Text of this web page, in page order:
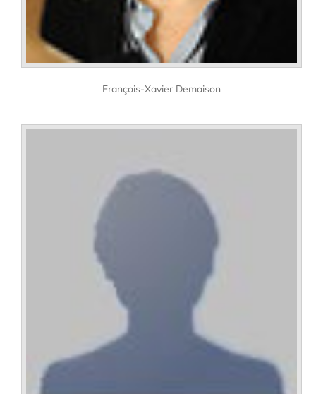
François-Xavier Demaison